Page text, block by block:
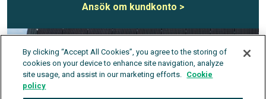
Ansök om kundkonto >
By clicking “Accept All Cookies”, you agree to the storing of
cookies on your device to enhance site navigation, analyze
site usage, and assist in our marketing efforts. Cookie
policy